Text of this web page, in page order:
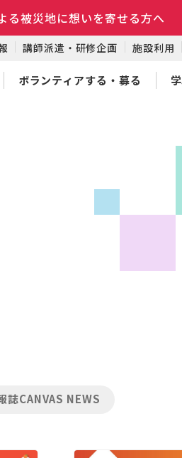
る被災地に想いを寄せる方へ
講師派遣・研修企画 施設利用
ボランティアする・募る
誌CANVAS NEWS